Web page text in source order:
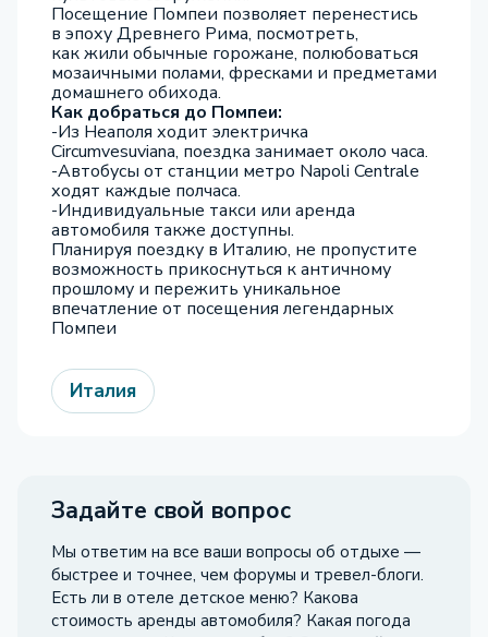
Посещение Помпеи позволяет перенестись
в эпоху Древнего Рима, посмотреть,
как жили обычные горожане, полюбоваться
мозаичными полами, фресками и предметами
домашнего обихода.
Как добраться до Помпеи:
-Из Неаполя ходит электричка
Circumvesuviana, поездка занимает около часа.
-Автобусы от станции метро Napoli Centrale
ходят каждые полчаса.
-Индивидуальные такси или аренда
автомобиля также доступны.
Планируя поездку в Италию, не пропустите
возможность прикоснуться к античному
прошлому и пережить уникальное
впечатление от посещения легендарных
Помпеи
Италия
Задайте свой вопрос
Мы ответим на все ваши вопросы об отдыхе —
быстрее и точнее, чем форумы и тревел-блоги.
Есть ли в отеле детское меню? Какова
стоимость аренды автомобиля? Какая погода